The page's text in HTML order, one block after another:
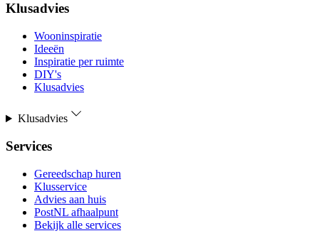
Klusadvies
Wooninspiratie
Ideeën
Inspiratie per ruimte
DIY's
Klusadvies
Klusadvies
Services
Gereedschap huren
Klusservice
Advies aan huis
PostNL afhaalpunt
Bekijk alle services